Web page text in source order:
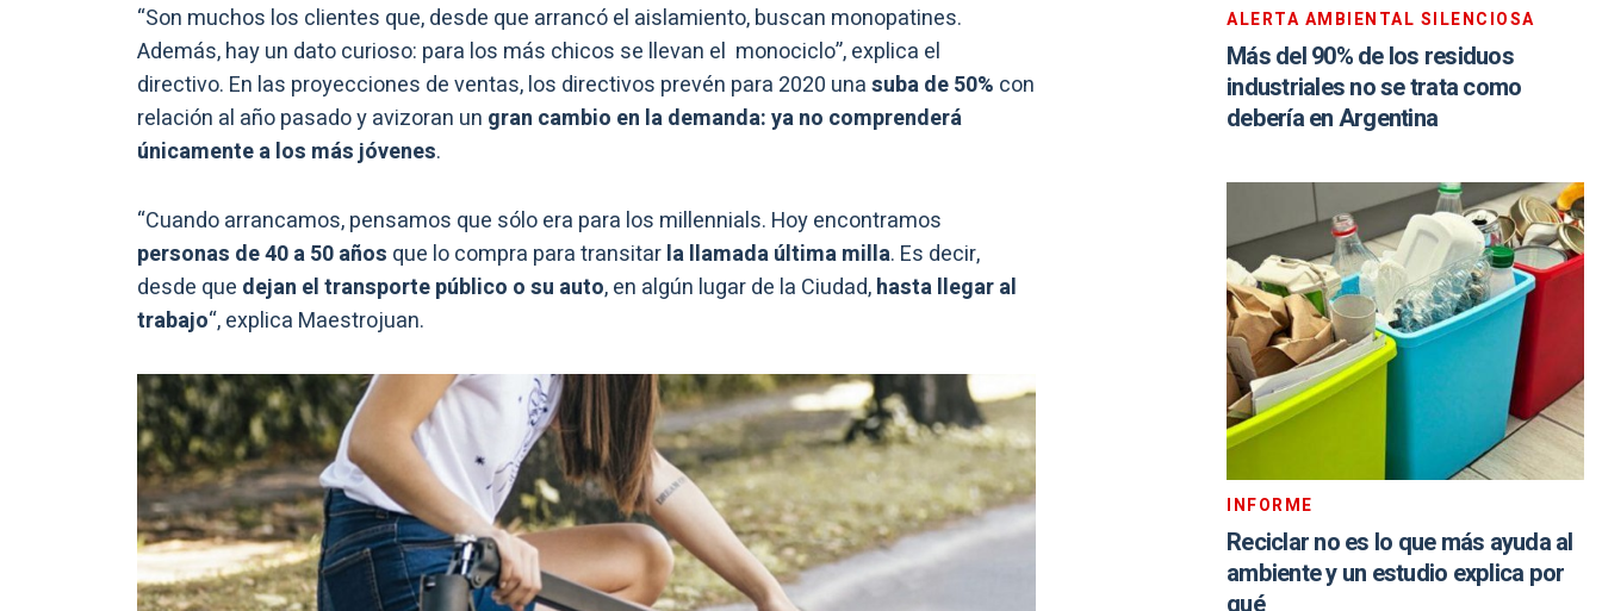
“Son muchos los clientes que, desde que arrancó el aislamiento, buscan monopatines.
Además, hay un dato curioso: para los más chicos se llevan el monociclo”, explica el
directivo. En las proyecciones de ventas, los directivos prevén para 2020 unasuba de 50% con
relación al año pasado y avizoran un gran cambio en la demanda: ya no comprenderá
únicamente a los más jóvenes.
“Cuando arrancamos, pensamos que sólo era para los millennials. Hoy encontramos
personas de 40 a 50 años que lo compra para transitarla llamada última milla. Es decir,
desde que dejan el transporte público o su auto, en algún lugar de la Ciudad,hasta llegar al
trabajo“, explica Maestrojuan.
ALERTA AMBIENTAL SILENCIOSA
Más del 90% de los residuos
industriales no se trata como
debería en Argentina
INFORME
Reciclar no es lo que más ayuda al
ambiente y un estudio explica por